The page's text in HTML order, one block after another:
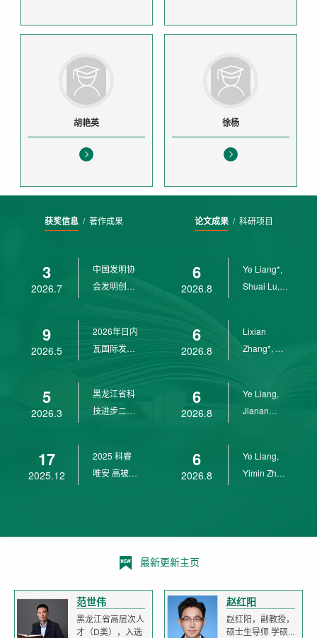
胡艳英 徐杨
获奖信息/ 著作成果
3
2026.7
中国发明协
会发明创业
9
2026.5
2026年日内
瓦国际发明
5
2026.3
黑龙江省科
技进步二等
17
2025.12
2025 科睿
唯安 高被引
论文成果/ 科研项目
6
2026.8
Ye Liang*,
Shuai Lu,
6
2026.8
Lixian
Zhang*, Ye
6
2026.8
Ye Liang,
Jianan
6
2026.8
Ye Liang,
Yimin Zhu,
最新更新主页
范世伟
黑龙江省高层次人
才（D类），入选
赵红阳
赵红阳，副教授，
硕士生导师 学硕...